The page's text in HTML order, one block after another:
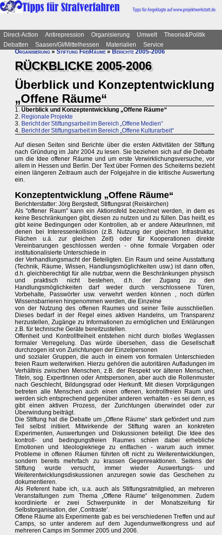
Direct-Action Antirepression Organisierung Umwelt
Theorie&Politik
Debatten
Saasen/GI/Mittelhessen Materialien
Service
Organisierung»Stiftung FreiRäume»Berichte 2005-2006
RÜCKBLICKE 2005-2006
Überblick und Konzeptentwicklung
„Offene Räume“
1. Überblick und Konzeptentwicklung „Offene Räume“
2. Regionale Projekte
3. Bericht der Stiftungsarbeit im Bereich „Offene Medien“
4. Bericht der Stiftungsarbeit im Bereich „Offene Kulturarbeit“
Auf diesen Seiten sind Berichte über die ersten Aktivitäten der Stiftung
nach Gründung im Jahr 2004 zu lesen. Sie beziehen sich auf die Debatte
um die Idee offener Räume und um erste Verwirklichungsversuche, vor
allem in Hessen und Berlin. Der Text über Formen des Scheiterns bezieht
einen längeren Zeitraum auch der Folgejahre in die kritische Auswertung
ein.
Konzeptentwicklung „Offene Räume“
Berichterstatter: Jörg Bergstedt, Stiftungsrat (Reiskirchen)
Als "offener Raum" kann ein Aktionsfeld bezeichnet werden, in dem es
keine Beschränkungen gibt, diesen zu nutzen und zu füllen. Das heißt, es
gibt keine Bedingungen oder Kontrollen, ab er andere AkteurInnen, mit
denen bei Interessenkollision (z.B. Nutzung der gleichen Infrastruktur,
Flächen u.ä. zur gleichen Zeit) oder für Kooperationen direkte
Vereinbarungen geschlossen werden - ohne formale Vorgaben oder
institutionalisierte Unterschiede in
der Verhandlungsmacht der Beteiligten. Ein Raum und seine Ausstattung
(Technik, Räume, Wissen, Handlungsmöglichkeiten usw.) ist dann offen,
d.h. gleichberechtigt für alle nutzbar, wenn die Beschränkungen physisch
und praktisch nicht bestehen, d.h. der Zugang zu den
Handlungsmöglichkeiten darf weder durch verschlossene Türen,
Vorbehalte, Passwörter usw. verwehrt werden können , noch dürfen
Wissensbarrieren hingenommen werden, die Einzelne
von der Nutzung des offenen Raumes und seiner Teile ausschließen.
Dieses bedarf in der Regel eines aktiven Handelns, um Transparenz
herzustellen, Zugänge zu Informationen zu ermöglichen und Erklärungen
z.B. für technische Geräte bereitzustellen.
Offenheit und Kontrollfreiheit entstehen nicht durch bloßes Weglassen
formaler Verregelung. Das würde übersehen, dass die Gesellschaft
durchzogen ist von Zurichtungen der Einzelpersonen
und sozialer Gruppen, die auch in einem von formalen Unterschieden
freien Raum weiterwirken. Hierzu gehören die autoritären Aufladungen im
Verhältnis zwischen Menschen, z.B. der Respekt vor älteren Menschen,
Titeln, sog. ExpertInnen oder Amtspersonen, aber auch die Rollenmuster
nach Geschlecht, Bildungsgrad oder Herkunft. Mit diesen Vorprägungen
betreten alle Menschen auch einen offenen, kontrollfreien Raum und
werden sich entsprechend gegenüber anderen verhalten - es sei denn, es
gibt einen aktiven Prozess, der Zurichtungen überwindet oder zur
Überwindung beiträgt.
Die Stiftung hat die Debatte um „Offene Räume“ stark gefördert und zum
Teil selbst initiiert. Mitwirkende der Stiftung waren an konkreten
Experimenten, Auswertungen und Diskussionen beteiligt. Die Idee des
kontroll- und bedingungsfreien Raumes schien dabei erhebliche
Emotionen und Ideologiekriege zu entfachen - warum auch immer.
Probleme in offenen Räumen führten oft nicht zu Weiterentwicklungen,
sondern bereits mehrfach zu krassen Gegenreaktionen. Seitens der
Stiftung wurde versucht, immer wieder Auswertungs- und
Weiterentwicklungsdiskussionen anzuregen sowie das Geschehen zu
dokumentieren.
Als Referent habe ich, u.a. auch als Stiftungsratmitglied, an mehreren
Veranstaltungen zum Thema „Offene Räume“ teilgenommen. Zudem
koordinierte er zwei Schwerpunkte in der Monatszeitung für
Selbstorganisation, der ‚Contraste’.
Offene Räume als Experimente gab es bei verschiedenen Treffen und auf
Camps, so unter anderem auf dem Jugendumweltkongress und auf
mehreren Camps im Sommer 2005 und 2006.